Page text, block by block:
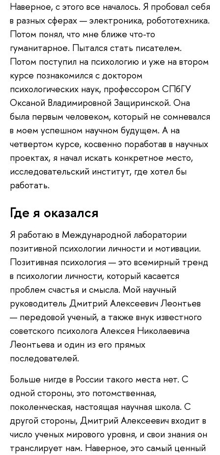
Наверное, с этого все началось. Я пробовал себя
в разных сферах — электроника, робототехника.
Потом понял, что мне ближе что-то
гуманитарное. Пытался стать писателем.
Потом поступил на психологию и уже на втором
курсе познакомился с доктором
психологических наук, профессором СПбГУ
Оксаной Владимировной Защиринской. Она
была первым человеком, который не сомневался
в моем успешном научном будущем. А на
четвертом курсе, косвенно поработав в научных
проектах, я начал искать конкретное место,
исследовательский институт, где хотел бы
работать.
Где я оказался
Я работаю в Международной лаборатории
позитивной психологии личности и мотивации.
Позитивная психология — это всемирный тренд
в психологии личности, который касается
проблем счастья и смысла. Мой научный
руководитель Дмитрий Алексеевич Леонтьев
— передовой ученый, а также внук известного
советского психолога Алексея Николаевича
Леонтьева и один из его прямых
последователей.
Больше нигде в России такого места нет. С
одной стороны, это потомственная,
поколенческая, настоящая научная школа. С
другой стороны, Дмитрий Алексеевич входит в
число ученых мирового уровня, и свои знания он
транслирует нам. Наверное, это самый ценный